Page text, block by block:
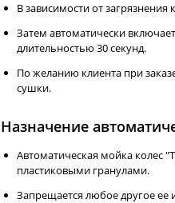
В зависимости от
Затем автоматически
длительностью 30 секунд.
По желанию клиента при
сушки.
Назначение
Автоматическая мойка колес
пластиковыми гранулами.
Запрещается любое другое ее